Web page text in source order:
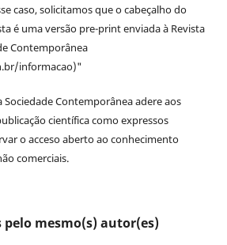
caso, solicitamos que o cabeçalho do
é uma versão pre-print enviada à Revista
Contemporânea
informacao)"
Sociedade Contemporânea adere aos
científica como expressos
o acceso aberto ao conhecimento
comerciais.
mesmo(s) autor(es)